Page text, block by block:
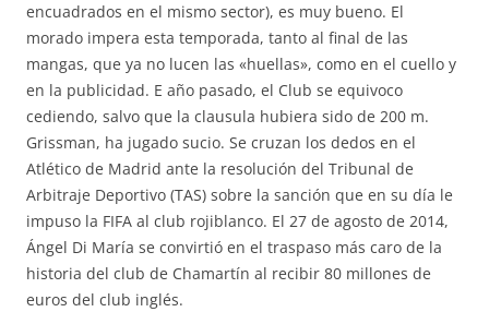
encuadrados en el mismo sector), es muy bueno. El
morado impera esta temporada, tanto al final de las
mangas, que ya no lucen las «huellas», como en el cuello y
en la publicidad. E año pasado, el Club se equivoco
cediendo, salvo que la clausula hubiera sido de 200 m.
Grissman, ha jugado sucio. Se cruzan los dedos en el
Atlético de Madrid ante la resolución del Tribunal de
Arbitraje Deportivo (TAS) sobre la sanción que en su día le
impuso la FIFA al club rojiblanco. El 27 de agosto de 2014,
Ángel Di María se convirtió en el traspaso más caro de la
historia del club de Chamartín al recibir 80 millones de
euros del club inglés.